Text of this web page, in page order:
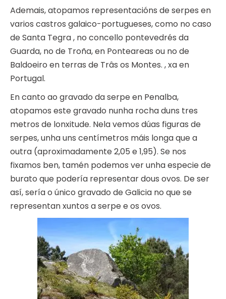
Ademais, atopamos representacións de serpes en
varios castros galaico-portugueses, como no caso
de Santa Tegra , no concello pontevedrés da
Guarda, no de Troña, en Ponteareas ou no de
Baldoeiro en terras de Trâs os Montes. , xa en
Portugal.
En canto ao gravado da serpe en Penalba,
atopamos este gravado nunha rocha duns tres
metros de lonxitude. Nela vemos dúas figuras de
serpes, unha uns centímetros máis longa que a
outra (aproximadamente 2,05 e 1,95). Se nos
fixamos ben, tamén podemos ver unha especie de
burato que podería representar dous ovos. De ser
así, sería o único gravado de Galicia no que se
representan xuntos a serpe e os ovos.